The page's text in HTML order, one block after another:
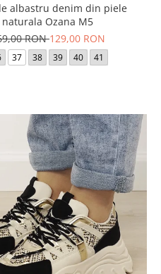
albastru denim din piele
naturala Ozana M5
RON129,00 RON
37 38 39 40 41